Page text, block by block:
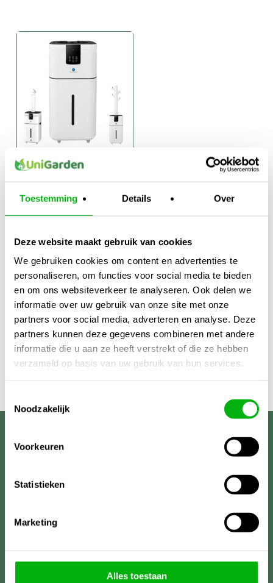
Toestemming Details Over
Deze website maakt gebruik van cookies
We gebruiken cookies om content en advertenties te
personaliseren, om functies voor social media te bieden
en om ons websiteverkeer te analyseren. Ook delen we
informatie over uw gebruik van onze site met onze
partners voor social media, adverteren en analyse. Deze
partners kunnen deze gegevens combineren met andere
informatie die u aan ze heeft verstrekt of die ze hebben
verzameld op basis van uw gebruik van hun services.
Noodzakelijk
Voorkeuren
Statistieken
Marketing
Alles toestaan
Humitec
Luchtbevochtiger
(aansluiting
waterleiding)
€519,95Prijsklasse:
€342,50
tot
€519,95
Unigarden